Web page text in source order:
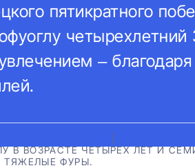
пятикратного
–
В ВОЗРАСТЕ ЧЕТЫРЕХ ЛЕТ И
ФУРЫ.